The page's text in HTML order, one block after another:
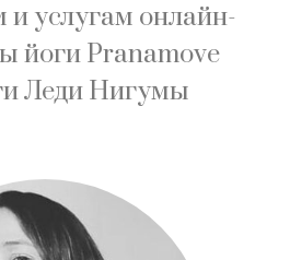
и услугам онлайн-
йоги Pranamove
Леди Нигумы